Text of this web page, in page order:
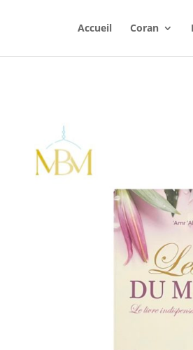
Accueil Coran